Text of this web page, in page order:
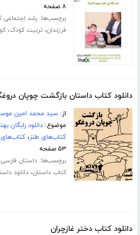
۸ صفحه
برچسب‌ها:رشد اجتماعی
فرزندان، تربیت کودک،
دانلود کتاب داستان بازگشت چوپان
از:سید محمد امین
موضوع:دانلود رایگان
کتاب‌های طنز،
۵۳ صفحه
برچسب‌ها:داستان فارسی
کتاب داستان،دانلود
دانلود کتاب دختر غازچران